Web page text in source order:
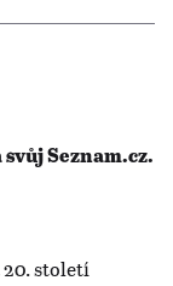
Seznam.cz.
století